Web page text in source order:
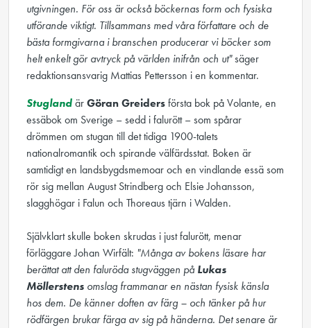
utgivningen. För oss är också böckernas form och fysiska
utförande viktigt. Tillsammans med våra författare och de
bästa formgivarna i branschen producerar vi böcker som
helt enkelt gör avtryck på världen inifrån och ut"säger
redaktionsansvarig Mattias Pettersson i en kommentar.
StuglandärGöran Greidersförsta bok på Volante, en
essäbok om Sverige – sedd i falurött – som spårar
drömmen om stugan till det tidiga 1900-talets
nationalromantik och spirande välfärdsstat. Boken är
samtidigt en landsbygdsmemoar och en vindlande essä som
rör sig mellan August Strindberg och Elsie Johansson,
slagghögar i Falun och Thoreaus tjärn i Walden.
Självklart skulle boken skrudas i just falurött, menar
förläggare Johan Wirfält: "Många av bokens läsare har
berättat att den faluröda stugväggen på Lukas
Möllerstens omslag frammanar en nästan fysisk känsla
hos dem. De känner doften av färg – och tänker på hur
rödfärgen brukar färga av sig på händerna. Det senare är